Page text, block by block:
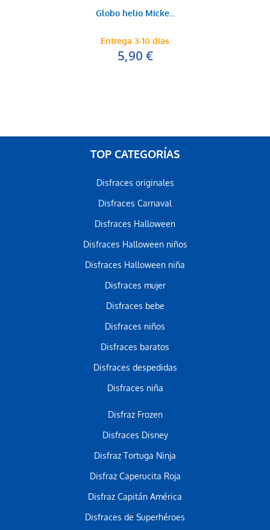
Globo helio Micke...
Entrega 3-10 días
5,90 €
TOP CATEGORÍAS
Disfraces originales
Disfraces Carnaval
Disfraces Halloween
Disfraces Halloween niños
Disfraces Halloween niña
Disfraces mujer
Disfraces bebe
Disfraces niños
Disfraces baratos
Disfraces despedidas
Disfraces niña
Disfraz Frozen
Disfraces Disney
Disfraz Tortuga Ninja
Disfraz Caperucita Roja
Disfraz Capitán América
Disfraces de Superhéroes